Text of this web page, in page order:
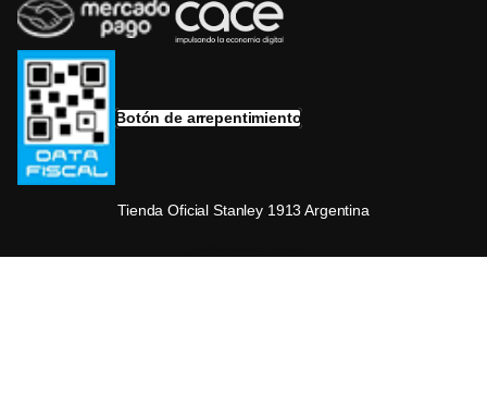
Botón de arrepentimiento
Tienda Oficial Stanley 1913 Argentina